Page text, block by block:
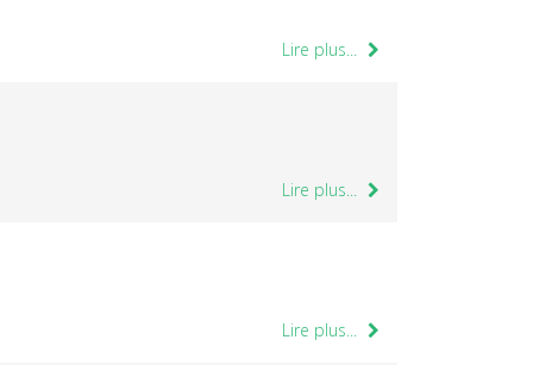
Lire plus...
Lire plus...
Lire plus...